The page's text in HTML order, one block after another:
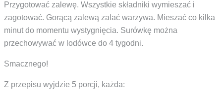
Przygotować zalewę. Wszystkie składniki wymieszać i
zagotować. Gorącą zalewą zalać warzywa. Mieszać co kilka
minut do momentu wystygnięcia. Surówkę można
przechowywać w lodówce do 4 tygodni.
Smacznego!
Z przepisu wyjdzie 5 porcji, każda: